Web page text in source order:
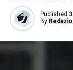
Published
By